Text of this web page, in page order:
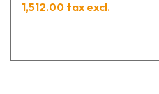
1,512.00 tax excl.